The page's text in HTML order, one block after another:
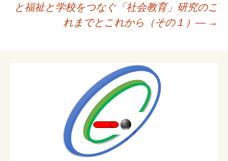
と福祉と学校をつなぐ「社会教育」研究のこ
れまでとこれから（その１）― →